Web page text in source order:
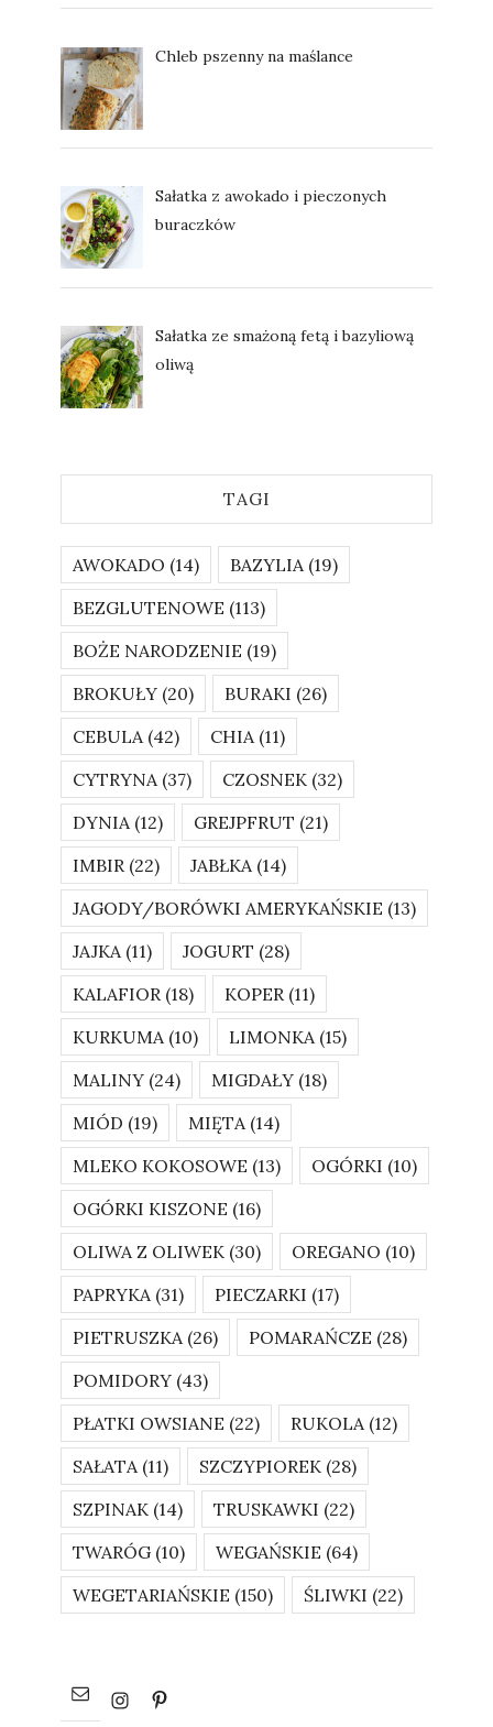
Chleb pszenny na maślance
Sałatka z awokado i pieczonych
buraczków
Sałatka ze smażoną fetą i bazyliową
oliwą
TAGI
AWOKADO (14) BAZYLIA(19)
BEZGLUTENOWE (113)
BOŻE NARODZENIE (19)
BROKUŁY (20) BURAKI (26)
CEBULA(42) CHIA(11)
CYTRYNA(37) CZOSNEK (32)
DYNIA(12) GREJPFRUT (21)
IMBIR (22) JABŁKA(14)
JAGODY/BORÓWKI AMERYKAŃSKIE (13)
JAJKA(11) JOGURT (28)
KALAFIOR (18) KOPER (11)
KURKUMA(10) LIMONKA(15)
MALINY (24) MIGDAŁY (18)
MIÓD (19) MIĘTA(14)
MLEKO KOKOSOWE (13) OGÓRKI (10)
OGÓRKI KISZONE (16)
OLIWA Z OLIWEK (30) OREGANO (10)
PAPRYKA(31) PIECZARKI (17)
PIETRUSZKA(26) POMARAŃCZE (28)
POMIDORY (43)
PŁATKI OWSIANE (22) RUKOLA(12)
SAŁATA(11) SZCZYPIOREK (28)
SZPINAK (14) TRUSKAWKI (22)
TWARÓG (10) WEGAŃSKIE (64)
WEGETARIAŃSKIE (150) ŚLIWKI (22)